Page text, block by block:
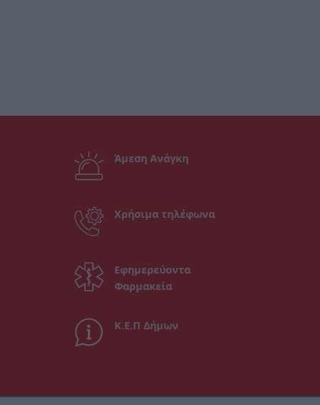
Άμεση Ανάγκη
Χρήσιμα τηλέφωνα
Εφημερεύοντα
Φαρμακεία
Κ.Ε.Π Δήμων